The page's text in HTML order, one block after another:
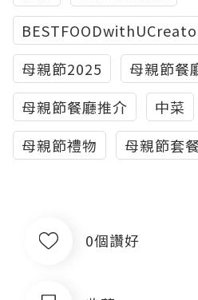
母親節2025
母親節餐
母親節餐廳推介
中菜
母親節禮物
母親節套
0個讚好